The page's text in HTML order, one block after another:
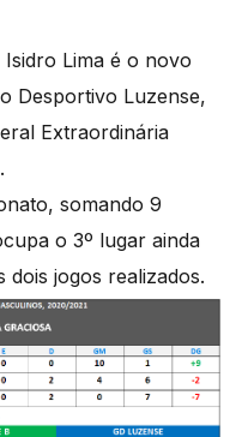
Lima é o novo
Desportivo Luzense,
Extraordinária
somando 9
o 3º lugar ainda
jogos realizados.